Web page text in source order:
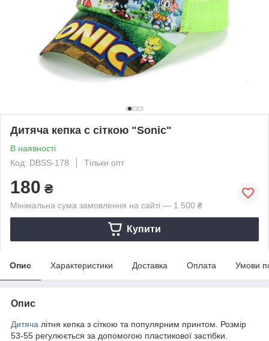
Дитяча кепка c сіткою "Sonic"
В наявності
Код: DBSS-178
Тільки опт
180 ₴
Мінімальна сума замовлення на сайті — 1 500 ₴
Купити
Опис Характеристики Доставка Оплата Умови
Опис
Дитяча літня кепка з сіткою та популярним принтом. Розмір
53-55 регулюється за допомогою пластикової застібки.